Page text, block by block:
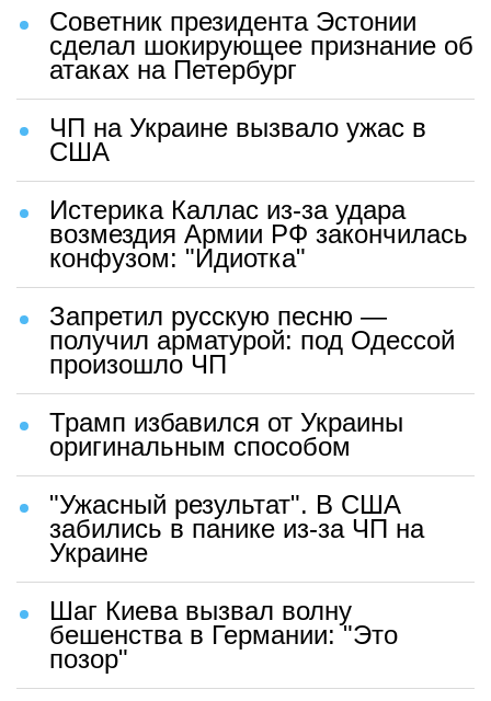
Советник президента Эстонии
сделал шокирующее признание об
атаках на Петербург
ЧП на Украине вызвало ужас в
США
Истерика Каллас из-за удара
возмездия Армии РФ закончилась
конфузом: "Идиотка"
Запретил русскую песню —
получил арматурой: под Одессой
произошло ЧП
Трамп избавился от Украины
оригинальным способом
"Ужасный результат". В США
забились в панике из-за ЧП на
Украине
Шаг Киева вызвал волну
бешенства в Германии: "Это
позор"